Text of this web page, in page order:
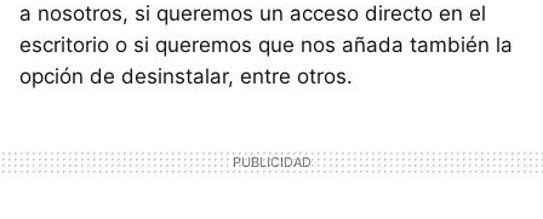
a nosotros, si queremos un acceso directo en el
escritorio o si queremos que nos añada también la
opción de desinstalar, entre otros.